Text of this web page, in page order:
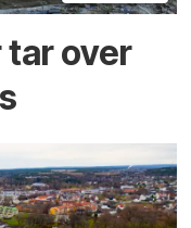
tar over